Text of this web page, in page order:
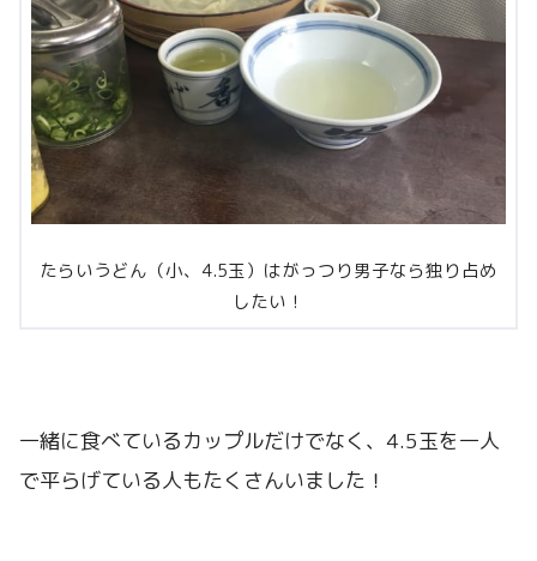
たらいうどん（小、4.5玉）はがっつり男子なら独り占め
したい！
一緒に食べているカップルだけでなく、4.5玉を一人
で平らげている人もたくさんいました！